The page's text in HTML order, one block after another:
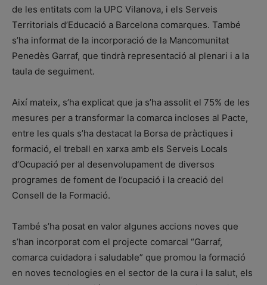
de les entitats com la UPC Vilanova, i els Serveis
Territorials d’Educació a Barcelona comarques. També
s’ha informat de la incorporació de la Mancomunitat
Penedès Garraf, que tindrà representació al plenari i a la
taula de seguiment.
Així mateix, s’ha explicat que ja s’ha assolit el 75% de les
mesures per a transformar la comarca incloses al Pacte,
entre les quals s’ha destacat la Borsa de pràctiques i
formació, el treball en xarxa amb els Serveis Locals
d’Ocupació per al desenvolupament de diversos
programes de foment de l’ocupació i la creació del
Consell de la Formació.
També s’ha posat en valor algunes accions noves que
s’han incorporat com el projecte comarcal “Garraf,
comarca cuidadora i saludable” que promou la formació
en noves tecnologies en el sector de la cura i la salut, els